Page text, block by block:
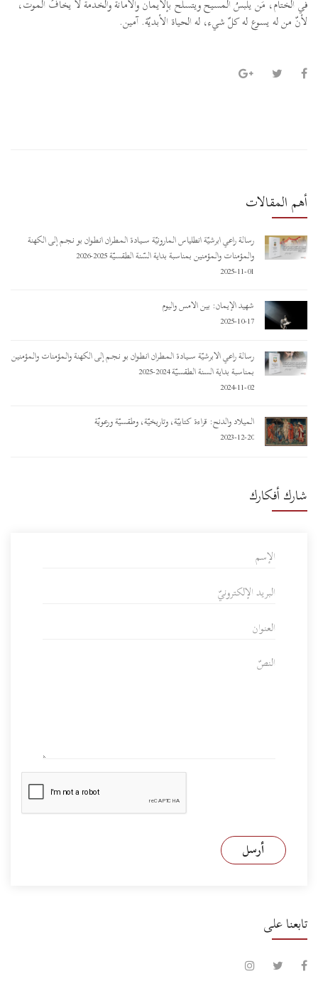
في الختام، مَن يلبسُ المسيح ويتسلّح بإلايمان والأمانة والخدمة لا يخافُ الموت،
لأنّ من له يسوع له كلّ شيء، له الحياة الأبديّة. آمين.
أهم المقالات
رسالة راعي أبرشيّة أنطلياس المارونيّة ســـيـادة المـطـران أنـطـوان بو نـجـم إلى الكهنة
والمؤمنات والمؤمنين بمناسبة بداية السّنة الطقسيّة 2025-2026
2025-11-01
شهيد الإيمان: بين الأمس واليوم
2025-10-17
رسالة راعي الأبرشيّة ســـيـادة المـطـران أنـطـوان بو نـجـم إلى الكهنة والمؤمنات والمؤمنين
بمناسبة بداية السنة الطقسيّة 2024-2025
2024-11-02
الميلاد والدنح: قراءة كتابيّة، وتاريخيّة، وطقسيّة ورعويّة
2023-12-20
شارك أفكارك
أرسل
تابعنا على